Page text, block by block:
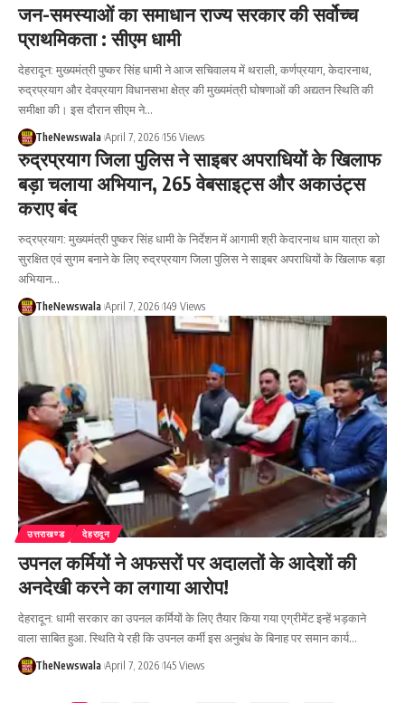
जन-समस्याओं का समाधान राज्य सरकार की सर्वोच्च
प्राथमिकता : सीएम धामी
देहरादून: मुख्यमंत्री पुष्कर सिंह धामी ने आज सचिवालय में थराली, कर्णप्रयाग, केदारनाथ,
रुद्रप्रयाग और देवप्रयाग विधानसभा क्षेत्र की मुख्यमंत्री घोषणाओं की अद्यतन स्थिति की
समीक्षा की। इस दौरान सीएम ने…
TheNewswala April 7, 2026 156 Views
रुद्रप्रयाग जिला पुलिस ने साइबर अपराधियों के खिलाफ
बड़ा चलाया अभियान, 265 वेबसाइट्स और अकाउंट्स
कराए बंद
रुद्रप्रयाग: मुख्यमंत्री पुष्कर सिंह धामी के निर्देशन में आगामी श्री केदारनाथ धाम यात्रा को
सुरक्षित एवं सुगम बनाने के लिए रुद्रप्रयाग जिला पुलिस ने साइबर अपराधियों के खिलाफ बड़ा
अभियान…
TheNewswala April 7, 2026 149 Views
उत्तराखण्ड देहरादून
उपनल कर्मियों ने अफसरों पर अदालतों के आदेशों की
अनदेखी करने का लगाया आरोप!
देहरादून: धामी सरकार का उपनल कर्मियों के लिए तैयार किया गया एग्रीमेंट इन्हें भड़काने
वाला साबित हुआ. स्थिति ये रही कि उपनल कर्मी इस अनुबंध के बिनाह पर समान कार्य…
TheNewswala April 7, 2026 145 Views